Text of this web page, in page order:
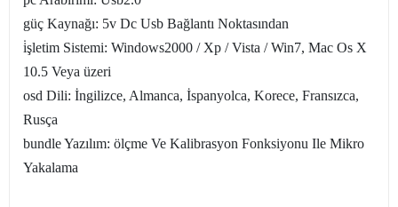
güç Kaynağı: 5v Dc Usb Bağlantı Noktasından
i̇şletim Sistemi: Windows2000 / Xp / Vista / Win7, Mac Os X
10.5 Veya üzeri
osd Dili: İngilizce, Almanca, İspanyolca, Korece, Fransızca,
Rusça
bundle Yazılım: ölçme Ve Kalibrasyon Fonksiyonu Ile Mikro
Yakalama